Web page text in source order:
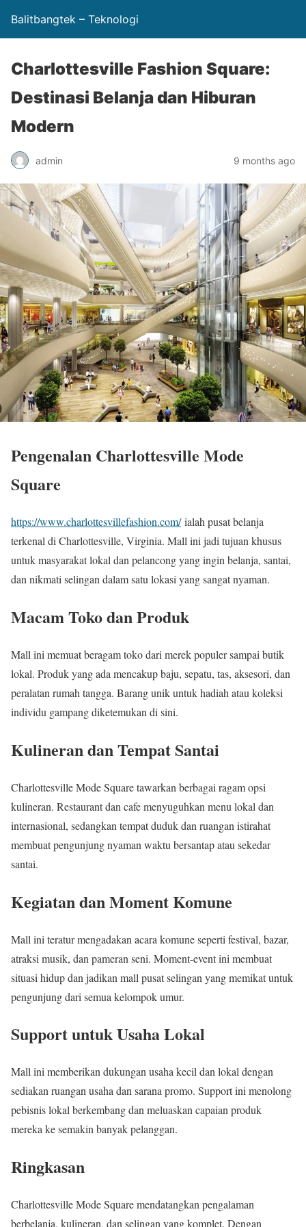
Balitbangtek – Teknologi
Charlottesville Fashion Square:
Destinasi Belanja dan Hiburan
Modern
admin 9 months ago
Pengenalan Charlottesville Mode
Square
https://www.charlottesvillefashion.com/ialah pusat belanja
terkenal di Charlottesville, Virginia. Mall ini jadi tujuan khusus
untuk masyarakat lokal dan pelancong yang ingin belanja, santai,
dan nikmati selingan dalam satu lokasi yang sangat nyaman.
Macam Toko dan Produk
Mall ini memuat beragam toko dari merek populer sampai butik
lokal. Produk yang ada mencakup baju, sepatu, tas, aksesori, dan
peralatan rumah tangga. Barang unik untuk hadiah atau koleksi
individu gampang diketemukan di sini.
Kulineran dan Tempat Santai
Charlottesville Mode Square tawarkan berbagai ragam opsi
kulineran. Restaurant dan cafe menyuguhkan menu lokal dan
internasional, sedangkan tempat duduk dan ruangan istirahat
membuat pengunjung nyaman waktu bersantap atau sekedar
santai.
Kegiatan dan Moment Komune
Mall ini teratur mengadakan acara komune seperti festival, bazar,
atraksi musik, dan pameran seni. Moment-event ini membuat
situasi hidup dan jadikan mall pusat selingan yang memikat untuk
pengunjung dari semua kelompok umur.
Support untuk Usaha Lokal
Mall ini memberikan dukungan usaha kecil dan lokal dengan
sediakan ruangan usaha dan sarana promo. Support ini menolong
pebisnis lokal berkembang dan meluaskan capaian produk
mereka ke semakin banyak pelanggan.
Ringkasan
Charlottesville Mode Square mendatangkan pengalaman
berbelanja, kulineran, dan selingan yang komplet. Dengan